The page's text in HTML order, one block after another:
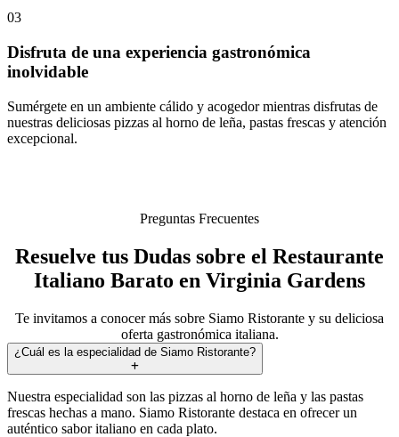
03
Disfruta de una experiencia gastronómica
inolvidable
Sumérgete en un ambiente cálido y acogedor mientras disfrutas de
nuestras deliciosas pizzas al horno de leña, pastas frescas y atención
excepcional.
Preguntas Frecuentes
Resuelve tus Dudas sobre el Restaurante
Italiano Barato en Virginia Gardens
Te invitamos a conocer más sobre Siamo Ristorante y su deliciosa
oferta gastronómica italiana.
¿Cuál es la especialidad de Siamo Ristorante?
Nuestra especialidad son las pizzas al horno de leña y las pastas
frescas hechas a mano. Siamo Ristorante destaca en ofrecer un
auténtico sabor italiano en cada plato.